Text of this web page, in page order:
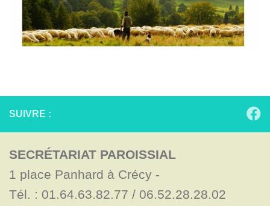
SUIVRE :
SECRÉTARIAT PAROISSIAL
1 place Panhard à Crécy -
Tél. : 01.64.63.82.77 / 06.52.28.28.02